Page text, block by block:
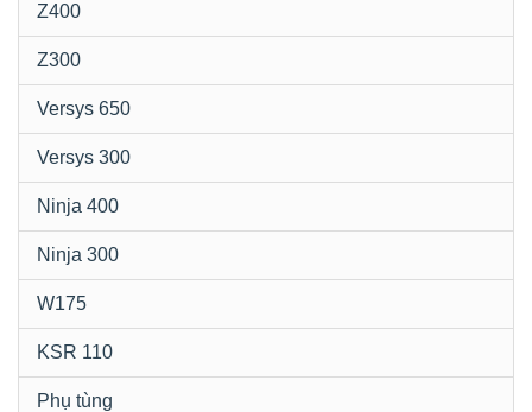
Z400
Z300
Versys 650
Versys 300
Ninja 400
Ninja 300
W175
KSR 110
Phụ tùng